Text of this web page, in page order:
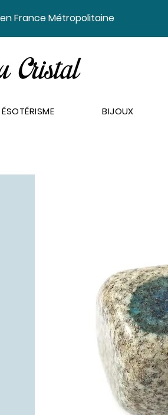
France Métropolitaine
ÉSOTÉRISME BIJOUX